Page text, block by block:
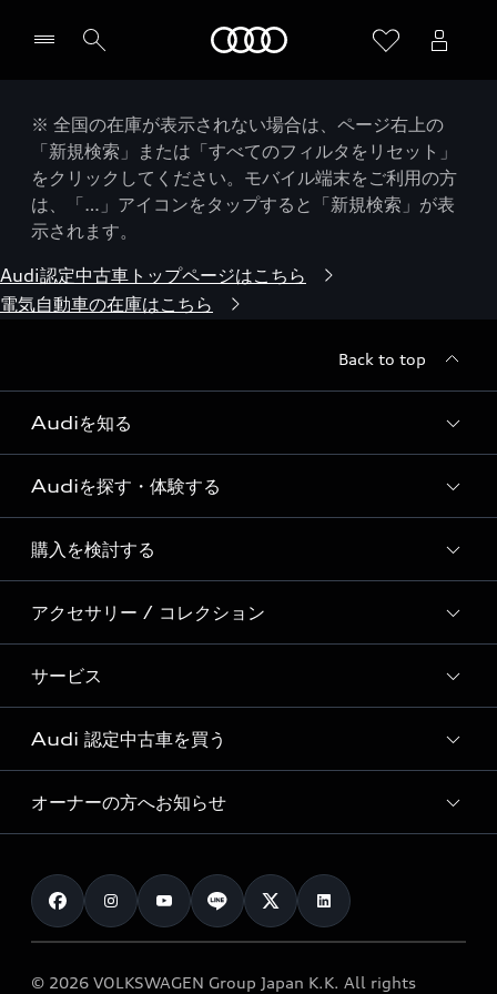
※ 全国の在庫が表示されない場合は、ページ右上の
「新規検索」または「すべてのフィルタをリセット」
をクリックしてください。モバイル端末をご利用の方
は、「…」アイコンをタップすると「新規検索」が表
示されます。
Audi認定中古車トップページはこちら
電気自動車の在庫はこちら
Back to top
Audiを知る
Audi ブランド
Story of Progress
Audi Sport
Formula 1®
デジタルサービス
Audiを探す・体験する
ディーラー検索
新車在庫検索
試乗車・展示車検索
見積り依頼
試乗予約
購入を検討する
モデル一覧
特別仕様モデル / 限定モデル
e-tronラインアップ
価格シミュレーション
車両比較
カタログ一覧
アクセサリー / コレクション
純正アクセサリー
オンラインショップ
Audi collection
アウディナビアプリ
サービス
サービス入庫予約
サービスプログラム
メンテナンス
車検 / 定期点検
e-tronアフターサポート
Audi 認定中古車を買う
Audi認定中古車
クオリティ
保証
メンテナンス
オーナーの方へお知らせ
お知らせ
オーナー様向けキャンペーン
© 2026 VOLKSWAGEN Group Japan K.K. All rights